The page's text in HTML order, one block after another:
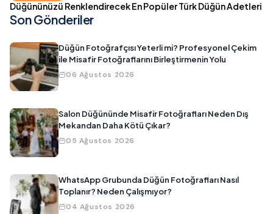
Düğününüzü Renklendirecek En Popüler Türk Düğün Adetleri
Son Gönderiler
Düğün Fotoğrafçısı Yeterli mi? Profesyonel Çekim
ile Misafir Fotoğraflarını Birleştirmenin Yolu
06 Ağustos 2026
Salon Düğününde Misafir Fotoğrafları Neden Dış
Mekandan Daha Kötü Çıkar?
05 Ağustos 2026
WhatsApp Grubunda Düğün Fotoğrafları Nasıl
Toplanır? Neden Çalışmıyor?
04 Ağustos 2026